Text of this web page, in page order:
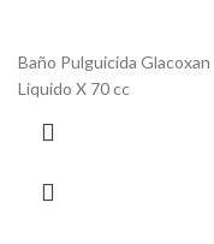
Baño Pulguicida Glacoxan
Liquido X 70 cc